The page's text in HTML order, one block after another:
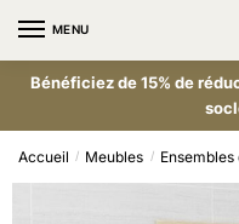
MENU
Bénéficiez de 15% de
Accueil / Meubles /